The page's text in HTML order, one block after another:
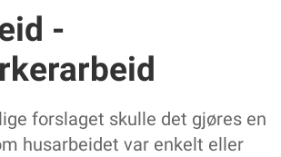
-
forslaget skulle det gjøres en
husarbeidet var enkelt eller